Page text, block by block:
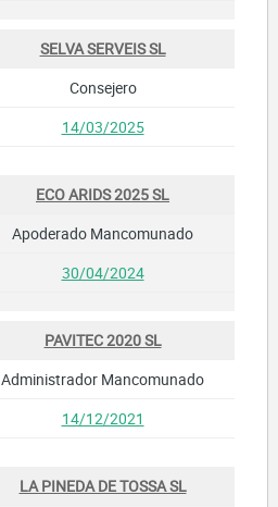
SELVA SERVEIS SL
Consejero
14/03/2025
ECO ARIDS 2025 SL
Apoderado Mancomunado
30/04/2024
PAVITEC 2020 SL
Administrador Mancomunado
14/12/2021
LA PINEDA DE TOSSA SL